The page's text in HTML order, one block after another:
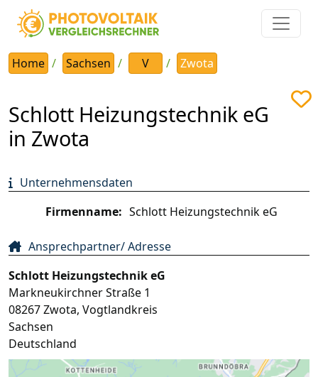
Home Sachsen V Zwota
Schlott Heizungstechnik eG
in Zwota
Unternehmensdaten
Firmenname: Schlott Heizungstechnik eG
Ansprechpartner/ Adresse
Schlott Heizungstechnik eG
Markneukirchner Straße 1
08267Zwota, Vogtlandkreis
Sachsen
Deutschland